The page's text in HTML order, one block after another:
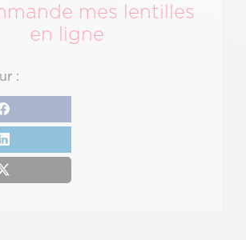
mes lentilles
en ligne
: